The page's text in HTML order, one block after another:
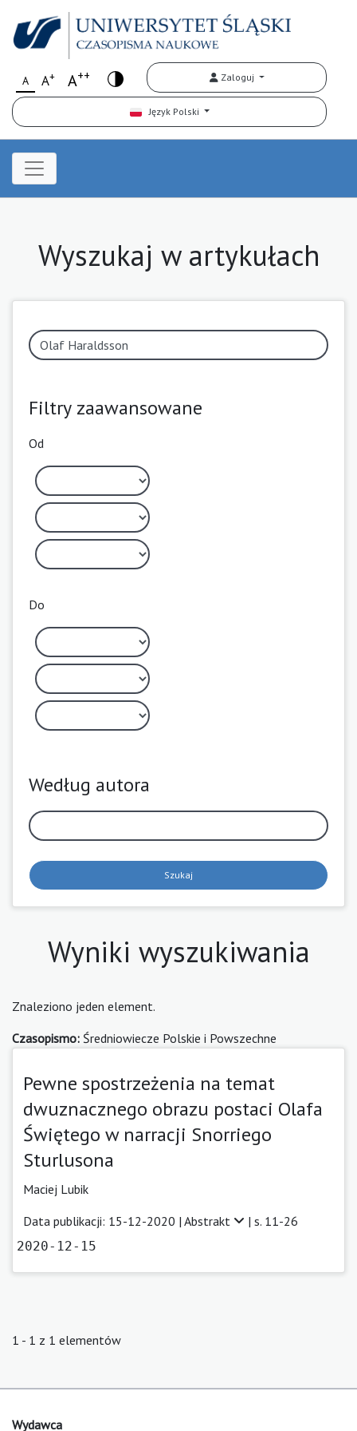
A A+ A++ Zaloguj
Język Polski
Wyszukaj w artykułach
Filtry zaawansowane
Od
Do
Według autora
Szukaj
Wyniki wyszukiwania
Znaleziono jeden element.
Czasopismo: Średniowiecze Polskie i Powszechne
Pewne spostrzeżenia na temat
dwuznacznego obrazu postaci Olafa
Świętego w narracji Snorriego
Sturlusona
Maciej Lubik
Data publikacji: 15-12-2020 | Abstrakt | s. 11-26
2020-12-15
1 - 1 z 1 elementów
Wydawca